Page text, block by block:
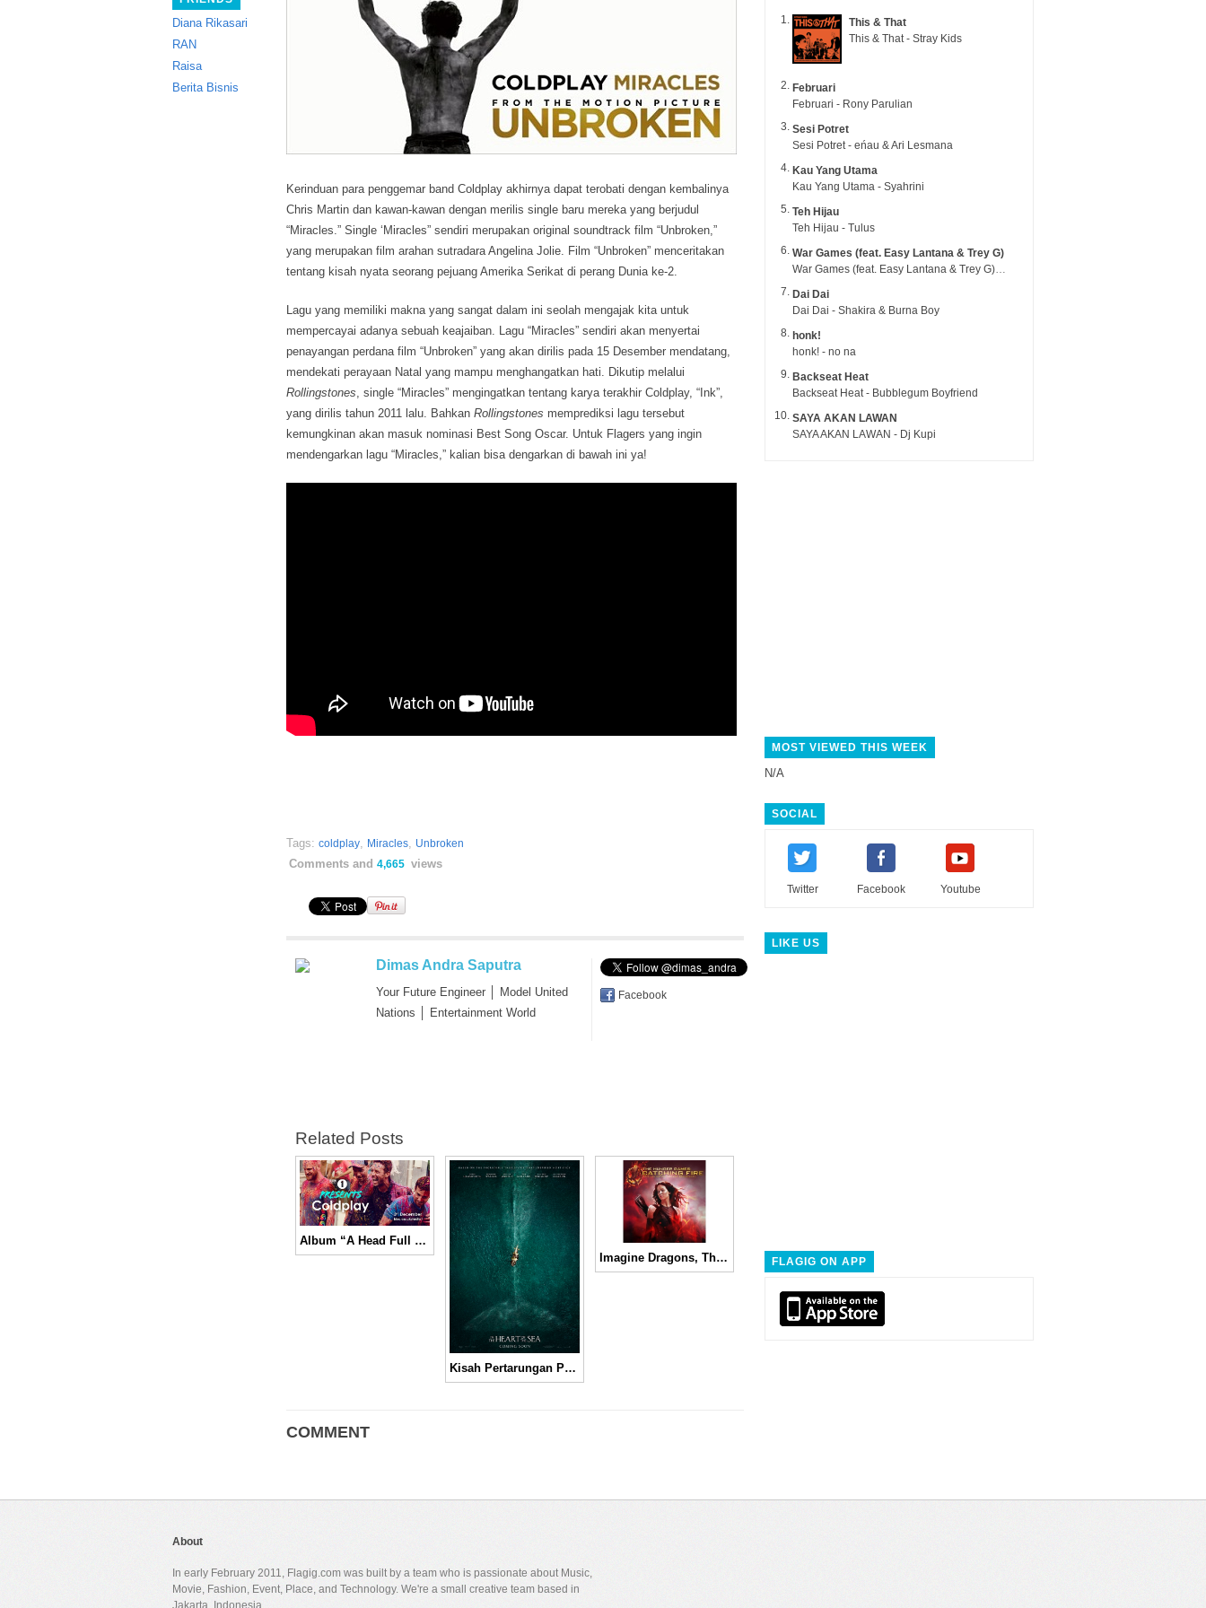
Diana Rikasari
RAN
Raisa
Berita Bisnis
Kerinduan para penggemar band Coldplay akhirnya dapat terobati dengan kembalinya
Chris Martin dan kawan-kawan dengan merilis single baru mereka yang berjudul
“Miracles.” Single ‘Miracles” sendiri merupakan original soundtrack film “Unbroken,”
yang merupakan film arahan sutradara Angelina Jolie. Film “Unbroken” menceritakan
tentang kisah nyata seorang pejuang Amerika Serikat di perang Dunia ke-2.
Lagu yang memiliki makna yang sangat dalam ini seolah mengajak kita untuk
mempercayai adanya sebuah keajaiban. Lagu “Miracles” sendiri akan menyertai
penayangan perdana film “Unbroken” yang akan dirilis pada 15 Desember mendatang,
mendekati perayaan Natal yang mampu menghangatkan hati. Dikutip melalui
Rollingstones, single “Miracles” mengingatkan tentang karya terakhir Coldplay, “Ink”,
yang dirilis tahun 2011 lalu. Bahkan Rollingstones memprediksi lagu tersebut
kemungkinan akan masuk nominasi Best Song Oscar. Untuk Flagers yang ingin
mendengarkan lagu “Miracles,” kalian bisa dengarkan di bawah ini ya!
Tags: coldplay, Miracles, Unbroken
Comments and 4,665 views
Dimas Andra Saputra
Your Future Engineer │ Model United
Nations │ Entertainment World
Facebook
Related Posts
Album “A Head Full Of Dreams” Menjadi Nomor 1 di iTunes, Coldplay Mengucapkan Terima Kasih untuk Indonesia
Kisah Pertarungan Pemburu Paus dengan Paus Raksasa “In The Heart of The Sea” │ Movie Review
Imagine Dragons, The Lumineers, Christina Aguilera Bergabung Dalam Soundtrack “The Hunger Games: Catching Fire”
COMMENT
This & That
This & That - Stray Kids
Februari
Februari - Rony Parulian
Sesi Potret
Sesi Potret - eńau & Ari Lesmana
Kau Yang Utama
Kau Yang Utama - Syahrini
Teh Hijau
Teh Hijau - Tulus
War Games (feat. Easy Lantana & Trey G)
War Games (feat. Easy Lantana & Trey G) - Trub
Dai Dai
Dai Dai - Shakira & Burna Boy
honk!
honk! - no na
Backseat Heat
Backseat Heat - Bubblegum Boyfriend
SAYA AKAN LAWAN
SAYA AKAN LAWAN - Dj Kupi
MOST VIEWED THIS WEEK
N/A
SOCIAL
Twitter Facebook Youtube
LIKE US
FLAGIG ON APP
About
In early February 2011, Flagig.com was built by a team who is passionate about Music,
Movie, Fashion, Event, Place, and Technology. We're a small creative team based in
Jakarta, Indonesia.